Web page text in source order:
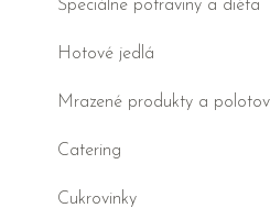
Špeciálne potraviny a diéta
Hotové jedlá
Mrazené produkty a
Catering
Cukrovinky